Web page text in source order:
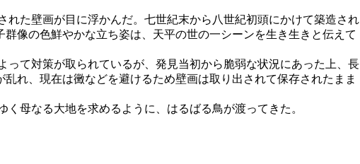
た壁画が目に浮かんだ。七世紀末から八世紀初頭にかけて築造され
像の色鮮やかな立ち姿は、天平の世の一シーンを生き生きと伝えて
て対策が取られているが、発見当初から脆弱な状況にあった上、長
れ、現在は黴などを避けるため壁画は取り出されて保存されたまま
母なる大地を求めるように、はるばる鳥が渡ってきた。